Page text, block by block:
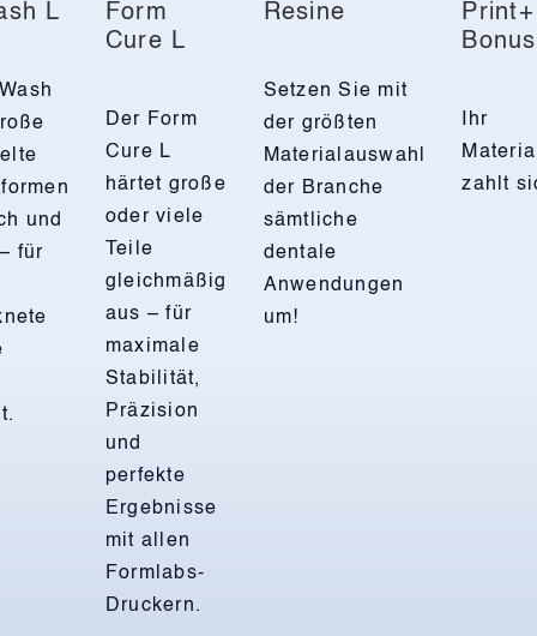
L
und
für
Form
Cure L
Der Form
Cure L
härtet große
oder viele
Teile
gleichmäßig
aus – für
maximale
Stabilität,
Präzision
und
perfekte
Ergebnisse
mit allen
Formlabs-
Druckern.
Resine
Setzen Sie mit
der größten
Materialauswahl
der Branche
sämtliche
dentale
Anwendungen
um!
Print+
Ihr
zahlt